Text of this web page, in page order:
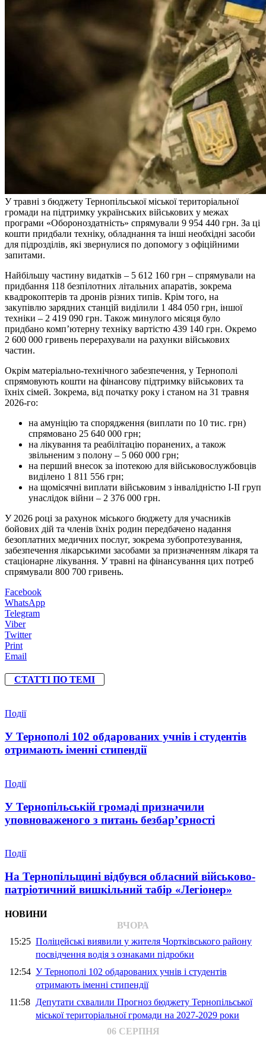
У травні з бюджету Тернопільської міської територіальної
громади на підтримку українських військових у межах
програми «Обороноздатність» спрямували 9 954 440 грн. За ці
кошти придбали техніку, обладнання та інші необхідні засоби
для підрозділів, які звернулися по допомогу з офіційними
запитами.
Найбільшу частину видатків – 5 612 160 грн – спрямували на
придбання 118 безпілотних літальних апаратів, зокрема
квадрокоптерів та дронів різних типів. Крім того, на
закупівлю зарядних станцій виділили 1 484 050 грн, іншої
техніки – 2 419 090 грн. Також минулого місяця було
придбано комп’ютерну техніку вартістю 439 140 грн. Окремо
2 600 000 гривень перерахували на рахунки військових
частин.
Окрім матеріально-технічного забезпечення, у Тернополі
спрямовують кошти на фінансову підтримку військових та
їхніх сімей. Зокрема, від початку року і станом на 31 травня
2026-го:
на амуніцію та спорядження (виплати по 10 тис. грн)
спрямовано 25 640 000 грн;
на лікування та реабілітацію поранених, а також
звільненим з полону – 5 060 000 грн;
на перший внесок за іпотекою для військовослужбовців
виділено 1 811 556 грн;
на щомісячні виплати військовим з інвалідністю І-ІІ груп
унаслідок війни – 2 376 000 грн.
У 2026 році за рахунок міського бюджету для учасників
бойових дій та членів їхніх родин передбачено надання
безоплатних медичних послуг, зокрема зубопротезування,
забезпечення лікарськими засобами за призначенням лікаря та
стаціонарне лікування. У травні на фінансування цих потреб
спрямували 800 700 гривень.
Facebook
WhatsApp
Telegram
Viber
Twitter
Print
Email
СТАТТІ ПО ТЕМІ
Події
У Тернополі 102 обдарованих учнів і студентів
отримають іменні стипендії
Події
У Тернопільській громаді призначили
уповноваженого з питань безбар’єрності
Події
На Тернопільщині відбувся обласний військово-
патріотичний вишкільний табір «Легіонер»
НОВИНИ
ВЧОРА
15:25 Поліцейські виявили у жителя Чортківського району
посвідчення водія з ознаками підробки
12:54 У Тернополі 102 обдарованих учнів і студентів
отримають іменні стипендії
11:58 Депутати схвалили Прогноз бюджету Тернопільської
міської територіальної громади на 2027-2029 роки
06 СЕРПНЯ